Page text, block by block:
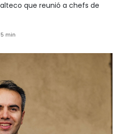
que reunió a chefs de
5 min